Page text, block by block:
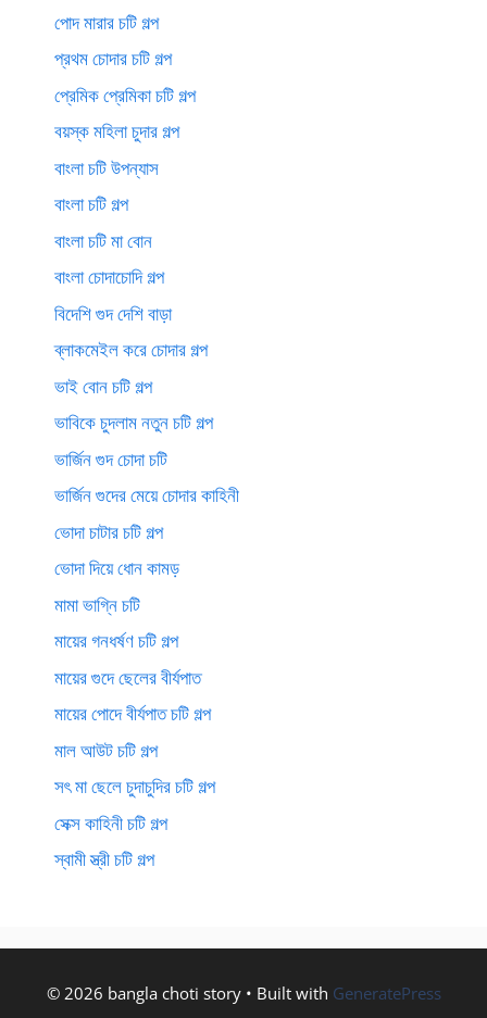
পোদ মারার চটি গল্প
প্রথম চোদার চটি গল্প
প্রেমিক প্রেমিকা চটি গল্প
বয়স্ক মহিলা চুদার গল্প
বাংলা চটি উপন্যাস
বাংলা চটি গল্প
বাংলা চটি মা বোন
বাংলা চোদাচোদি গল্প
বিদেশি গুদ দেশি বাড়া
ব্লাকমেইল করে চোদার গল্প
ভাই বোন চটি গল্প
ভাবিকে চুদলাম নতুন চটি গল্প
ভার্জিন গুদ চোদা চটি
ভার্জিন গুদের মেয়ে চোদার কাহিনী
ভোদা চাটার চটি গল্প
ভোদা দিয়ে ধোন কামড়
মামা ভাগ্নি চটি
মায়ের গনধর্ষণ চটি গল্প
মায়ের গুদে ছেলের বীর্যপাত
মায়ের পোদে বীর্যপাত চটি গল্প
মাল আউট চটি গল্প
সৎ মা ছেলে চুদাচুদির চটি গল্প
সেক্স কাহিনী চটি গল্প
স্বামী স্ত্রী চটি গল্প
© 2026 bangla choti story• Built with GeneratePress